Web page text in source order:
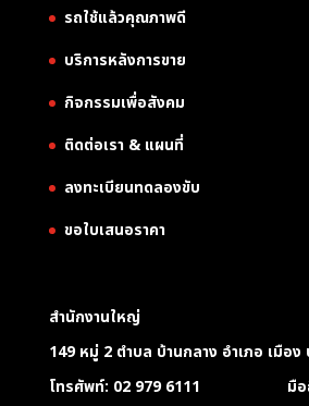
รถใช้แล้วคุณภาพดี
บริการหลังการขาย
กิจกรรมเพื่อสังคม
ติดต่อเรา & แผนที่
ลงทะเบียนทดลองขับ
ขอใบเสนอราคา
สำนักงานใหญ่
149 หมู่ 2 ตำบล บ้านกลาง อำเภอ เมือ
โทรศัพท์: 02 979 6111 มือถือ: